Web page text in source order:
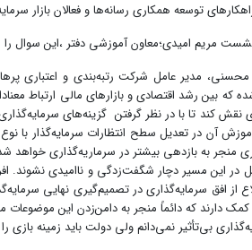
توسعه همکاری رسانه‌ها و فعالان بازار
مریم امیدی؛معاون آموزشی دفتر ،این سوال
محسنی، مدیر عامل شرکت رتبه‌بندی و اعتباری
بین رشد اقتصادی و بازارهای مالی ارتباط
نقش کند تا با در نظر گرفتن گزینه‌های
آن در تعدیل سطح انتظارات سرمایه‌گذار با
منجر به بازدهی بیشتر در سرماریه‌گذاری خواهد شد.
در این مسیر دچار شگفت‌زدگی و ناامیدی نشوند.
از افق سرمایه‌گذاری در تصمیم‌گیری نهایی
دارند که دائماً منجر به دامن‌زدن این
بی‌تأثیر نمی‌دانم ولی دولت باید زمینه